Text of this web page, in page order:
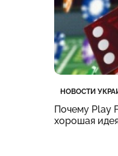
Категория
НОВОСТИ
Дата
Почему Play
хорошая